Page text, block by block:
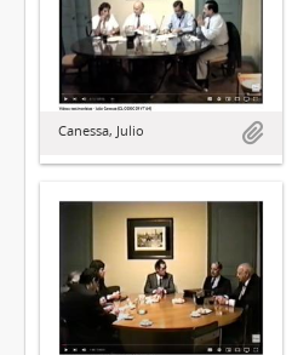
Canessa, Julio